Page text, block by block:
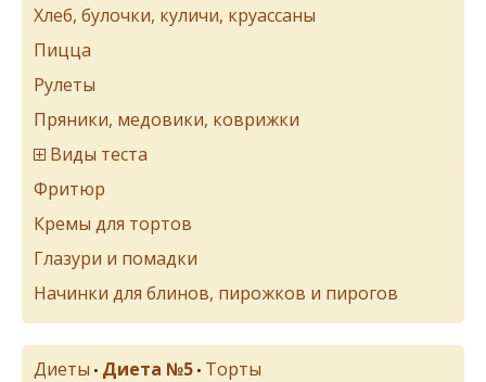
Хлеб, булочки, куличи, круассаны
Пицца
Рулеты
Пряники, медовики, коврижки
Виды теста
Фритюр
Кремы для тортов
Глазури и помадки
Начинки для блинов, пирожков и пирогов
Диеты • Диета №5 • Торты